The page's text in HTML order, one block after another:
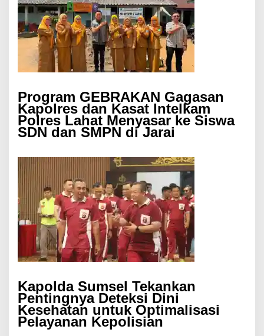
Program GEBRAKAN Gagasan
Kapolres dan Kasat Intelkam
Polres Lahat Menyasar ke Siswa
SDN dan SMPN di Jarai
Kapolda Sumsel Tekankan
Pentingnya Deteksi Dini
Kesehatan untuk Optimalisasi
Pelayanan Kepolisian